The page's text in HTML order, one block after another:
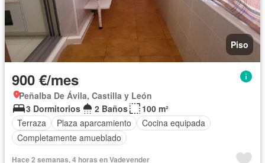
Piso
900 €/mes
Peñalba De Ávila, Castilla y León
3 Dormitorios
2 Baños
100 m²
Terraza
Plaza aparcamiento
Cocina equipada
Completamente amueblado
Hace 2 semanas, 4 horas en Vadevender